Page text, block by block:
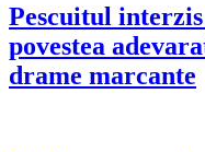
Pescuitul
povestea
drame marcante